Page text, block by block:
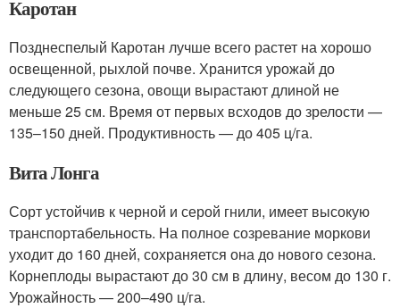
Каротан
Позднеспелый Каротан лучше всего растет на хорошо
освещенной, рыхлой почве. Хранится урожай до
следующего сезона, овощи вырастают длиной не
меньше 25 см. Время от первых всходов до зрелости —
135–150 дней. Продуктивность — до 405 ц/га.
Вита Лонга
Сорт устойчив к черной и серой гнили, имеет высокую
транспортабельность. На полное созревание моркови
уходит до 160 дней, сохраняется она до нового сезона.
Корнеплоды вырастают до 30 см в длину, весом до 130 г.
Урожайность — 200–490 ц/га.